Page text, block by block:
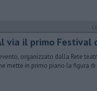
via il primo
organizzato dalla Rete
mette in primo piano la figura